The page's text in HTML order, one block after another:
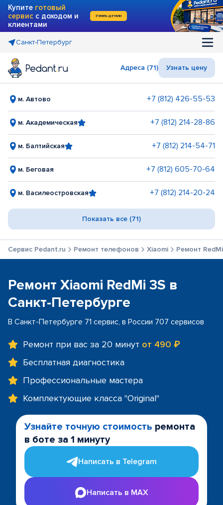
Купите готовый
сервис с доходом и
клиентами
Узнать детали
Санкт-Петербург
Адреса (71) Узнать цену
м. Автово +7 (812) 426-55-53
м. Академическая +7 (812) 214-28-86
м. Балтийская +7 (812) 214-54-71
м. Беговая +7 (812) 605-70-64
м. Василеостровская +7 (812) 214-20-24
Показать все (71)
Сервис Pedant.ru Ремонт телефонов Xiaomi Ремонт
Ремонт Xiaomi RedMi 3S в
Санкт-Петербурге
В Санкт-Петербурге 71 сервис, в России 707 сервисов
Ремонт при вас за 20 минут от 490 ₽
Бесплатная диагностика
Профессиональные мастера
Комплектующие класса "Original"
Узнайте точную стоимость ремонта
в боте за 1 минуту
Написать в Telegram
Написать в MAX